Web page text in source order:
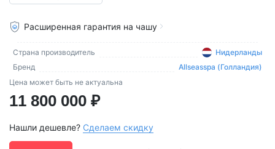
Цена может быть не актуальна
11 800 000 ₽
Нашли дешевле? Сделаем скидку
Расширенная гарантия на чашу
Страна производитель
Нидерланды
Бренд
Allseasspa (Голландия)